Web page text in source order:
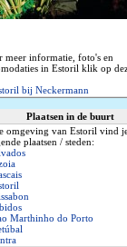
meer informatie, foto's en
in Estoril klik op
bij Neckermann
Plaatsen in de buurt
omgeving van Estoril vind
plaatsen / steden:
Marthinho do Porto